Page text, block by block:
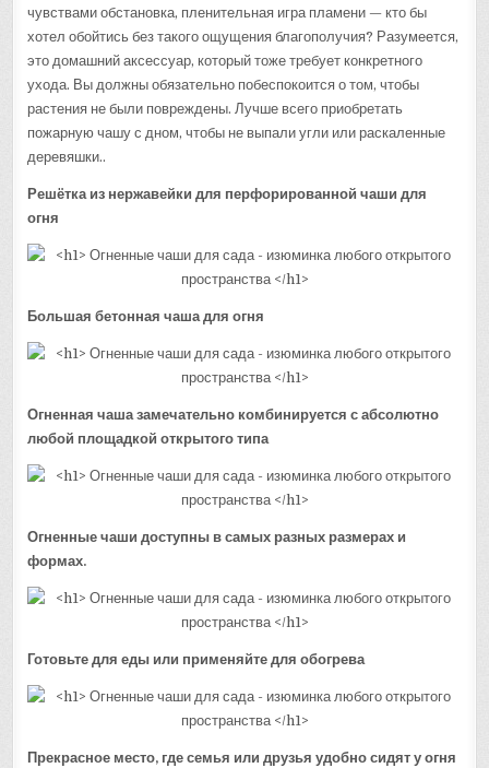
чувствами обстановка, пленительная игра пламени — кто бы
хотел обойтись без такого ощущения благополучия? Разумеется,
это домашний аксессуар, который тоже требует конкретного
ухода. Вы должны обязательно побеспокоится о том, чтобы
растения не были повреждены. Лучше всего приобретать
пожарную чашу с дном, чтобы не выпали угли или раскаленные
деревяшки..
Решётка из нержавейки для перфорированной чаши для
огня
Большая бетонная чаша для огня
Огненная чаша замечательно комбинируется с абсолютно
любой площадкой открытого типа
Огненные чаши доступны в самых разных размерах и
формах.
Готовьте для еды или применяйте для обогрева
Прекрасное место, где семья или друзья удобно сидят у огня